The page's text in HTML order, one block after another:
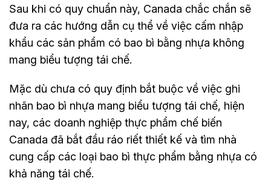
Sau khi có quy chuẩn này, Canada chắc chắn sẽ
đưa ra các hướng dẫn cụ thể về việc cấm nhập
khẩu các sản phẩm có bao bì bằng nhựa không
mang biểu tượng tái chế.
Mặc dù chưa có quy định bắt buộc về việc ghi
nhãn bao bì nhựa mang biểu tượng tái chế, hiện
nay, các doanh nghiệp thực phẩm chế biến
Canada đã bắt đầu ráo riết thiết kế và tìm nhà
cung cấp các loại bao bì thực phẩm bằng nhựa có
khả năng tái chế.